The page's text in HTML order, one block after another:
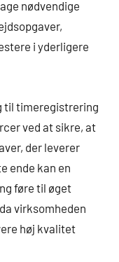
nødvendige
i yderligere
til timeregistrering
ved at sikre, at
der leverer
ende kan en
føre til øget
virksomheden
høj kvalitet